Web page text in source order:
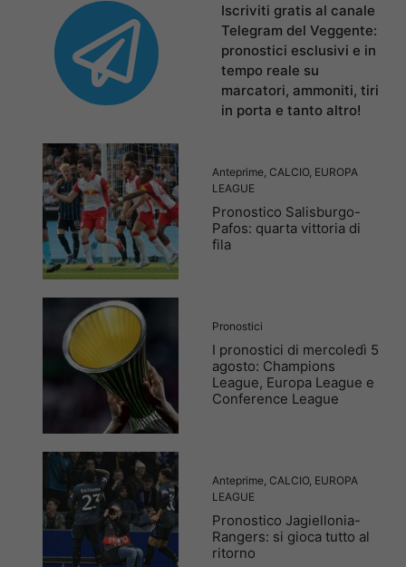
Iscriviti gratis al canale
Telegram del Veggente:
pronostici esclusivi e in
tempo reale su
marcatori, ammoniti, tiri
in porta e tanto altro!
Anteprime, CALCIO, EUROPA
LEAGUE
Pronostico Salisburgo-
Pafos: quarta vittoria di
fila
Pronostici
I pronostici di mercoledì 5
agosto: Champions
League, Europa League e
Conference League
Anteprime, CALCIO, EUROPA
LEAGUE
Pronostico Jagiellonia-
Rangers: si gioca tutto al
ritorno